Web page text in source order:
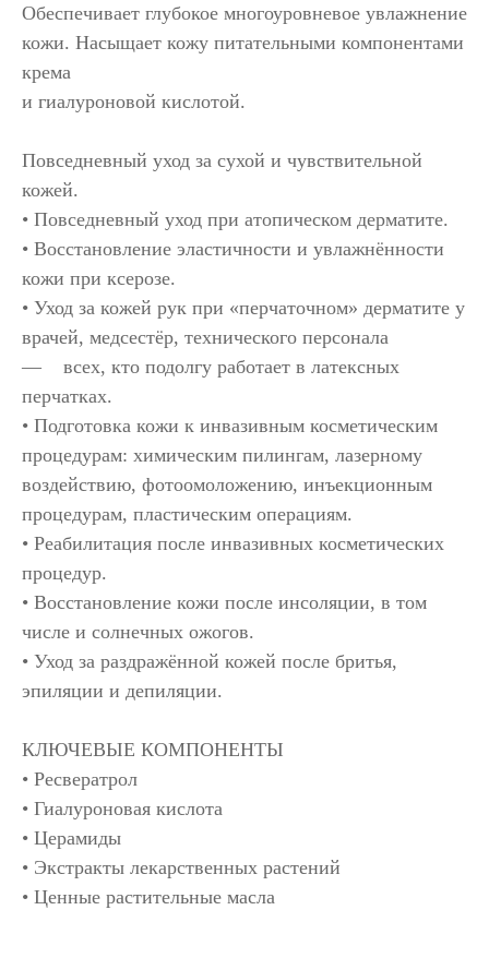
Обеспечивает глубокое многоуровневое увлажнение
кожи. Насыщает кожу питательными компонентами
крема
и гиалуроновой кислотой.
Повседневный уход за сухой и чувствительной
кожей.
• Повседневный уход при атопическом дерматите.
• Восстановление эластичности и увлажнённости
кожи при ксерозе.
• Уход за кожей рук при «перчаточном» дерматите у
врачей, медсестёр, технического персонала
— всех, кто подолгу работает в латексных
перчатках.
• Подготовка кожи к инвазивным косметическим
процедурам: химическим пилингам, лазерному
воздействию, фотоомоложению, инъекционным
процедурам, пластическим операциям.
• Реабилитация после инвазивных косметических
процедур.
• Восстановление кожи после инсоляции, в том
числе и солнечных ожогов.
• Уход за раздражённой кожей после бритья,
эпиляции и депиляции.
КЛЮЧЕВЫЕ КОМПОНЕНТЫ
• Ресвератрол
• Гиалуроновая кислота
• Церамиды
• Экстракты лекарственных растений
• Ценные растительные масла